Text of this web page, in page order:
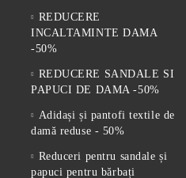
REDUCERE
INCALTAMINTE DAMA
-50%
REDUCERE SANDALE SI
PAPUCI DE DAMA -50%
Adidași și pantofi textile de
damă reduse - 50%
Reduceri pentru sandale și
papuci pentru bărbați